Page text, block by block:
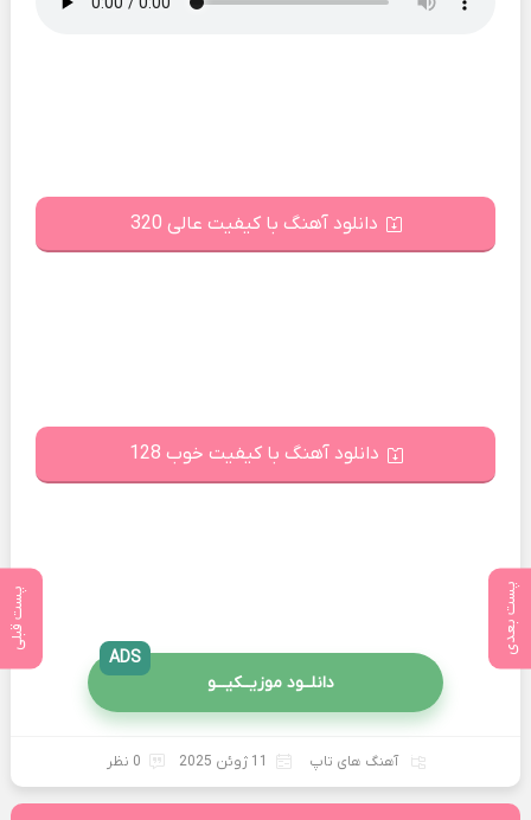
پست بعدی پست قبلی
دانلود آهنگ با کیفیت عالی 320
دانلود آهنگ با کیفیت خوب 128
دانلــود موزیــکیـــو
ADS
آهنگ های تاپ 11 ژوئن 2025 0 نظر